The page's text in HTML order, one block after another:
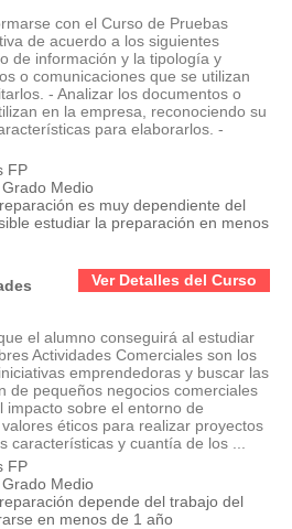
con el Curso de Pruebas
de acuerdo a los siguientes
de información y la tipología y
o comunicaciones que se utilizan
- Analizar los documentos o
en la empresa, reconociendo su
para elaborarlos. -
FP
Medio
es muy dependiente del
estudiar la preparación en menos
Ver Detalles del Curso
el alumno conseguirá al estudiar
Actividades Comerciales son los
emprendedoras y buscar las
de pequeños negocios comerciales
impacto sobre el entorno de
éticos para realizar proyectos
características y cuantía de los ...
FP
Medio
depende del trabajo del
en menos de 1 año